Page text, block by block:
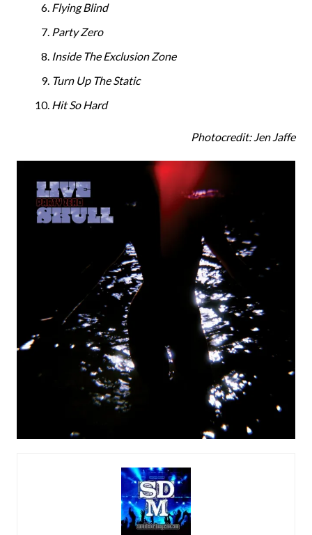
Flying Blind
Party Zero
Inside The Exclusion Zone
Turn Up The Static
Hit So Hard
Photocredit: Jen Jaffe